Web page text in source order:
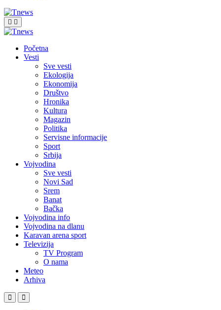
Početna
Vesti
Sve vesti
Ekologija
Ekonomija
Društvo
Hronika
Kultura
Magazin
Politika
Servisne informacije
Sport
Srbija
Vojvodina
Sve vesti
Novi Sad
Srem
Banat
Bačka
Vojvodina info
Vojvodina na dlanu
Karavan arena sport
Televizija
TV Program
O nama
Meteo
Arhiva